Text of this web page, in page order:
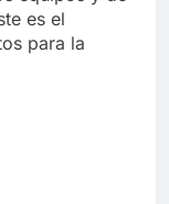
es el
para la